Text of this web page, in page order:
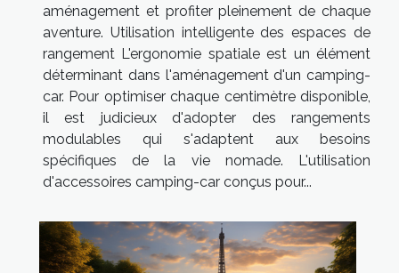
aménagement et profiter pleinement de chaque
aventure. Utilisation intelligente des espaces de
rangement L'ergonomie spatiale est un élément
déterminant dans l'aménagement d'un camping-
car. Pour optimiser chaque centimètre disponible,
il est judicieux d'adopter des rangements
modulables qui s'adaptent aux besoins
spécifiques de la vie nomade. L'utilisation
d'accessoires camping-car conçus pour...